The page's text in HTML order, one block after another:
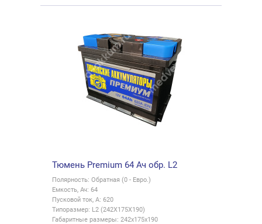
Тюмень Premium 64 Ач обр. L2
Полярность: Обратная (0 - Евро.)
Емкость, Ач: 64
Пусковой ток, А: 620
Типоразмер: L2 (242X175X190)
Габаритные размеры: 242x175x190